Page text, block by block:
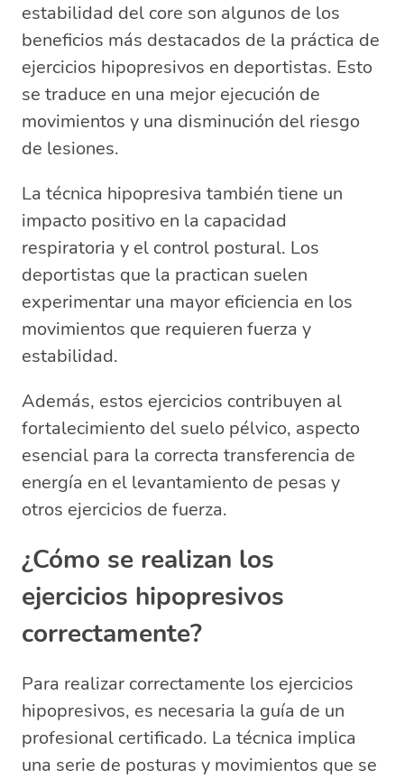
estabilidad del core son algunos de los
beneficios más destacados de la práctica de
ejercicios hipopresivos en deportistas. Esto
se traduce en una mejor ejecución de
movimientos y una disminución del riesgo
de lesiones.
La técnica hipopresiva también tiene un
impacto positivo en la capacidad
respiratoria y el control postural. Los
deportistas que la practican suelen
experimentar una mayor eficiencia en los
movimientos que requieren fuerza y
estabilidad.
Además, estos ejercicios contribuyen al
fortalecimiento del suelo pélvico, aspecto
esencial para la correcta transferencia de
energía en el levantamiento de pesas y
otros ejercicios de fuerza.
¿Cómo se realizan los
ejercicios hipopresivos
correctamente?
Para realizar correctamente los ejercicios
hipopresivos, es necesaria la guía de un
profesional certificado. La técnica implica
una serie de posturas y movimientos que se